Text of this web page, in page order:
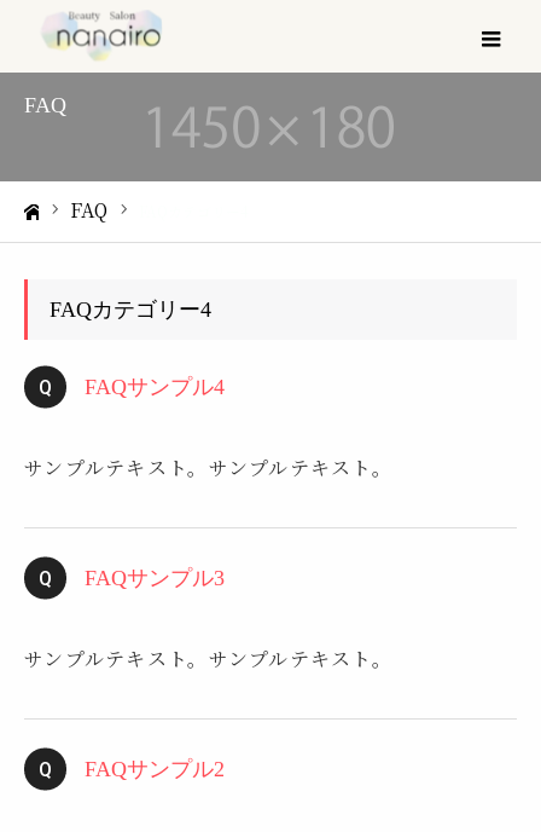
FAQ
ーム
FAQ
FAQカテゴリー4
FAQサンプル4
サンプルテキスト。サンプルテキスト。
FAQサンプル3
サンプルテキスト。サンプルテキスト。
FAQサンプル2